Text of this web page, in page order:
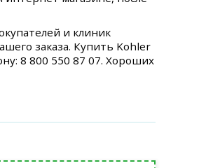
и клиник
заказа. Купить Kohler
8 800 550 87 07. Хороших